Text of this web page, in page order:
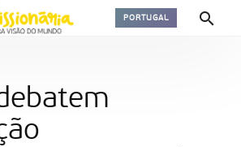
PORTUGAL